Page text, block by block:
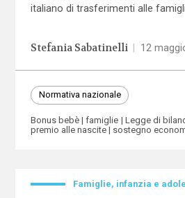
italiano di trasferimenti alle
Stefania Sabatinelli 12
Normativa nazionale
Bonus bebè famiglie
Legge di
premio alle nascite
sostegno
Famiglie, infanzia e